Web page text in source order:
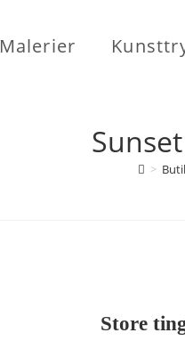
Malerier
>
Store